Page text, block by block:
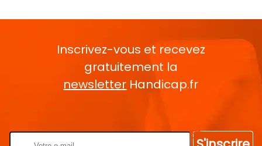
Inscrivez-vous et recevez
gratuitement la
newsletter Handicap.fr